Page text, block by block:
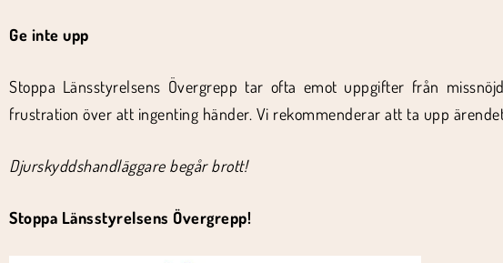
Ge inte upp
Stoppa Länsstyrelsens Övergrepp tar ofta emot uppgifter från
frustration över att ingenting händer. Vi rekommenderar att ta upp
Djurskyddshandläggare begår brott!
Stoppa Länsstyrelsens Övergrepp!